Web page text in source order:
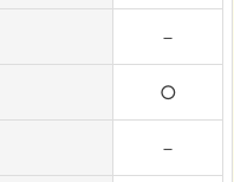
－
○
－